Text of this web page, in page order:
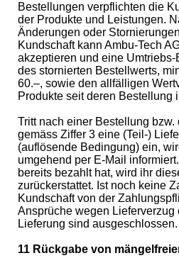
Bestellungen verpflichten die
der Produkte und Leistungen.
Änderungen oder
Kundschaft kann Ambu-Tech
akzeptieren und eine
des stornierten Bestellwerts,
60.–, sowie den allfälligen
Produkte seit deren Bestellung
Tritt nach einer Bestellung
gemäss Ziffer 3 eine (Teil-)
(auflösende Bedingung) ein,
umgehend per E-Mail
bereits bezahlt hat, wird ihr
zurückerstattet. Ist noch keine
Kundschaft von der
Ansprüche wegen Lieferverzug
Lieferung sind ausgeschlossen.
11 Rückgabe von